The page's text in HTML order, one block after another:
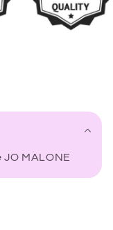
MALONE